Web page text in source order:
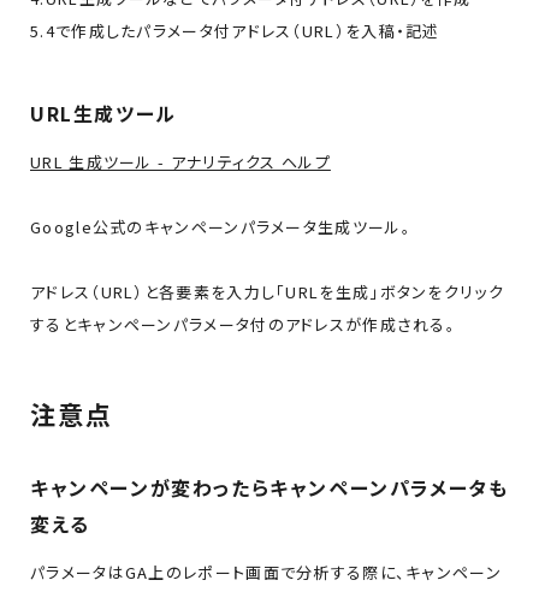
5.4で作成したパラメータ付アドレス（URL）を入稿・記述
URL生成ツール
URL 生成ツール - アナリティクス ヘルプ
Google公式のキャンペーンパラメータ生成ツール。
アドレス（URL）と各要素を入力し「URLを生成」ボタンをクリック
するとキャンペーンパラメータ付のアドレスが作成される。
注意点
キャンペーンが変わったらキャンペーンパラメータも
変える
パラメータはGA上のレポート画面で分析する際に、キャンペーン